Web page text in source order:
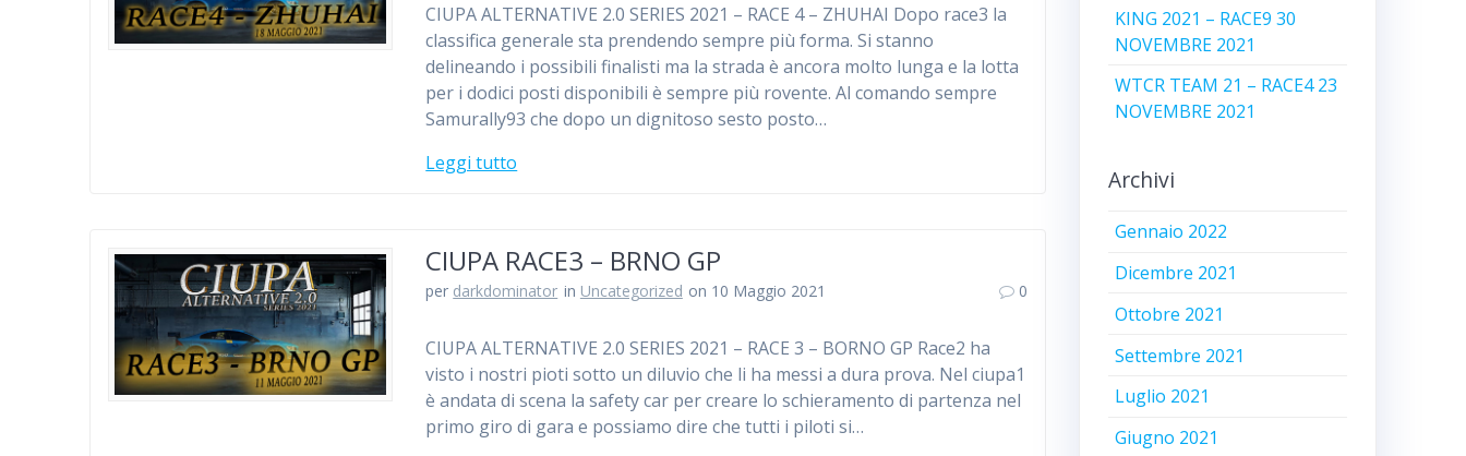
CIUPA ALTERNATIVE 2.0 SERIES 2021 – RACE 4 – ZHUHAI Dopo race3 la
classifica generale sta prendendo sempre più forma. Si stanno
delineando i possibili finalisti ma la strada è ancora molto lunga e la lotta
per i dodici posti disponibili è sempre più rovente. Al comando sempre
Samurally93 che dopo un dignitoso sesto posto…
Leggi tutto
CIUPA RACE3 – BRNO GP
per darkdominator in Uncategorized on 10 Maggio 2021 0
CIUPA ALTERNATIVE 2.0 SERIES 2021 – RACE 3 – BORNO GP Race2 ha
visto i nostri pioti sotto un diluvio che li ha messi a dura prova. Nel ciupa1
è andata di scena la safety car per creare lo schieramento di partenza nel
primo giro di gara e possiamo dire che tutti i piloti si…
KING 2021 – RACE9 30
NOVEMBRE 2021
WTCR TEAM 21 – RACE4 23
NOVEMBRE 2021
Archivi
Gennaio 2022
Dicembre 2021
Ottobre 2021
Settembre 2021
Luglio 2021
Giugno 2021